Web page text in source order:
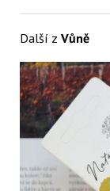
Další z Vůně